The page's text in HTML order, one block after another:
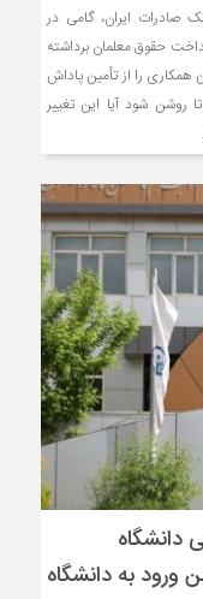
صادرات ایران، گامی در
حقوق معلمان برداشته
را از تأمین پاداش
روشن شود آیا این تغییر
دانشگاه
ورود به دانشگاه